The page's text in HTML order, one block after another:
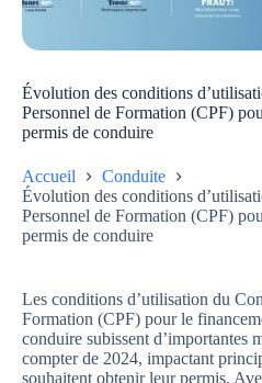
Évolution des conditions
Personnel de Formation (CPF)
permis de conduire
Accueil
Conduite
Évolution des conditions
Personnel de Formation (CPF)
permis de conduire
Les conditions d’utilisation du
Formation (CPF) pour le
conduire subissent d’importantes
compter de 2024, impactant
souhaitent obtenir leur permis.